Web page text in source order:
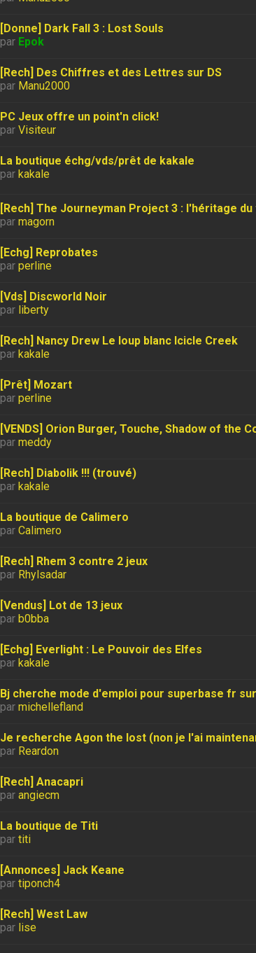
[Donne] Dark Fall 3 : Lost Souls
par Epok
[Rech] Des Chiffres et des Lettres sur DS
par Manu2000
PC Jeux offre un point'n click!
par Visiteur
La boutique échg/vds/prêt de kakale
par kakale
[Rech] The Journeyman Project 3 : l'héritage du
par magorn
[Echg] Reprobates
par perline
[Vds] Discworld Noir
par liberty
[Rech] Nancy Drew Le loup blanc Icicle Creek
par kakale
[Prêt] Mozart
par perline
[VENDS] Orion Burger, Touche, Shadow of the
par meddy
[Rech] Diabolik !!! (trouvé)
par kakale
La boutique de Calimero
par Calimero
[Rech] Rhem 3 contre 2 jeux
par Rhylsadar
[Vendus] Lot de 13 jeux
par b0bba
[Echg] Everlight : Le Pouvoir des Elfes
par kakale
Bj cherche mode d'emploi pour superbase fr
par michellefland
Je recherche Agon the lost (non je l'ai
par Reardon
[Rech] Anacapri
par angiecm
La boutique de Titi
par titi
[Annonces] Jack Keane
par tiponch4
[Rech] West Law
par lise